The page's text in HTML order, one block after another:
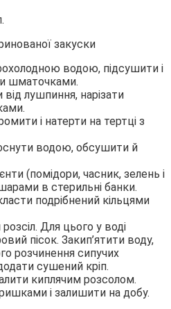
закуски
водою, підсушити і
шматочками.
лушпиння, нарізати
і натерти на тертці з
водою, обсушити й
(помідори, часник, зелень і
в стерильні банки.
подрібнений кільцями
Для цього у воді
пісок. Закип’ятити воду,
розчинення сипучих
додати сушений кріп.
киплячим розсолом.
і залишити на добу.